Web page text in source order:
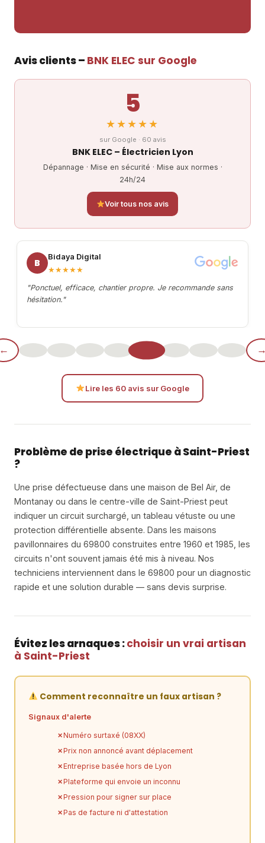
Avis clients – BNK ELEC sur Google
5
★★★★★
sur Google · 60 avis
BNK ELEC – Électricien Lyon
Dépannage · Mise en sécurité · Mise aux normes ·
24h/24
Voir tous nos avis
B
Bidaya Digital
★★★★★
"Ponctuel, efficace, chantier propre. Je recommande sans
hésitation."
Lire les 60 avis sur Google
Problème de prise électrique à Saint-Priest
?
Une prise défectueuse dans une maison de Bel Air, de
Montanay ou dans le centre-ville de Saint-Priest peut
indiquer un circuit surchargé, un tableau vétuste ou une
protection différentielle absente. Dans les maisons
pavillonnaires du 69800 construites entre 1960 et 1985, les
circuits n'ont souvent jamais été mis à niveau. Nos
techniciens interviennent dans le 69800 pour un diagnostic
rapide et une solution durable — sans devis surprise.
Évitez les arnaques :choisir un vrai artisan
à Saint-Priest
Comment reconnaître un faux artisan ?
Signaux d'alerte
Numéro surtaxé (08XX)
Prix non annoncé avant déplacement
Entreprise basée hors de Lyon
Plateforme qui envoie un inconnu
Pression pour signer sur place
Pas de facture ni d'attestation